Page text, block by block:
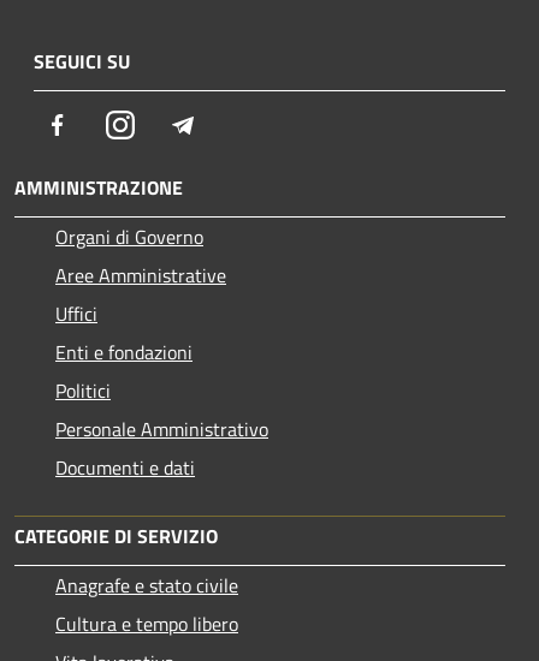
SEGUICI SU
FacebookInstagram
AMMINISTRAZIONE
Organi di Governo
Aree Amministrative
Uffici
Enti e fondazioni
Politici
Personale Amministrativo
Documenti e dati
CATEGORIE DI SERVIZIO
Anagrafe e stato civile
Cultura e tempo libero